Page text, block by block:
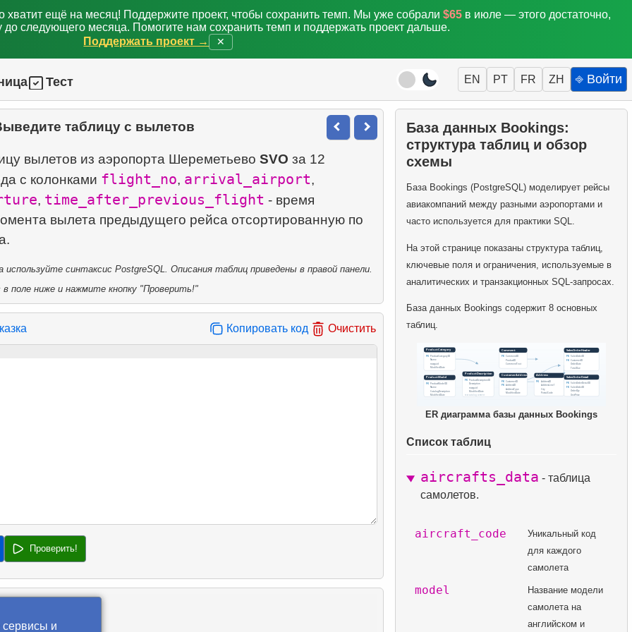
хватит ещё на месяц! Поддержите проект, чтобы сохранить темп. Мы уже собрали $65 в июле — этого достаточно,
до следующего месяца. Помогите нам сохранить темп и поддержать проект дальше.
Поддержать проект →
✕
Тест EN PT FR ZH ⎆ Войти
таблицу с вылетов
вылетов из аэропорта Шереметьево SVO за 12
с колонками flight_no, arrival_airport,
, time_after_previous_flight - время
вылета предыдущего рейса отсортированную по
синтаксис PostgreSQL. Описания таблиц приведены в правой панели.
поле ниже и нажмите кнопку "Проверить!"
Копировать код Очистить
Проверить!
База данных Bookings:
структура таблиц и обзор
схемы
База Bookings (PostgreSQL) моделирует рейсы
авиакомпаний между разными аэропортами и
часто используется для практики SQL.
На этой странице показаны структура таблиц,
ключевые поля и ограничения, используемые в
аналитических и транзакционных SQL-запросах.
База данных Bookings содержит 8 основных
таблиц.
ER диаграмма базы данных Bookings
Список таблиц
aircrafts_data - таблица
самолетов.
aircraft_code
Уникальный код
для каждого
самолета
model
Название модели
самолета на
английском и
сервисы и